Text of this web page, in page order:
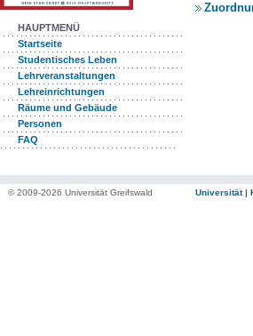
HAUPTMENÜ
Startseite
Studentisches Leben
Lehrveranstaltungen
Lehreinrichtungen
Räume und Gebäude
Personen
FAQ
© 2009-2026 Universität Greifswald Universität|